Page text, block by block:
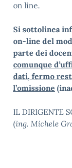
on line.
Si sottolinea
on-line del
parte dei
comunque
dati, fermo
l’omissione
IL DIRIGENTE
(ing. Michele